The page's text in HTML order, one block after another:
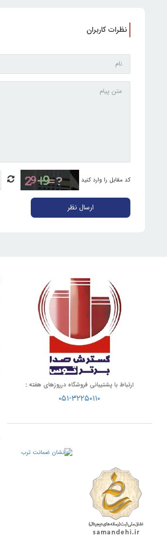
نظرات کاربران
کد مقابل را وارد کنید
ارسال نظر
ارتباط با پشتیبانی فروشگاه درروزهای هفته :
۰۵۱-۳۲۲۵۰۱۱۰